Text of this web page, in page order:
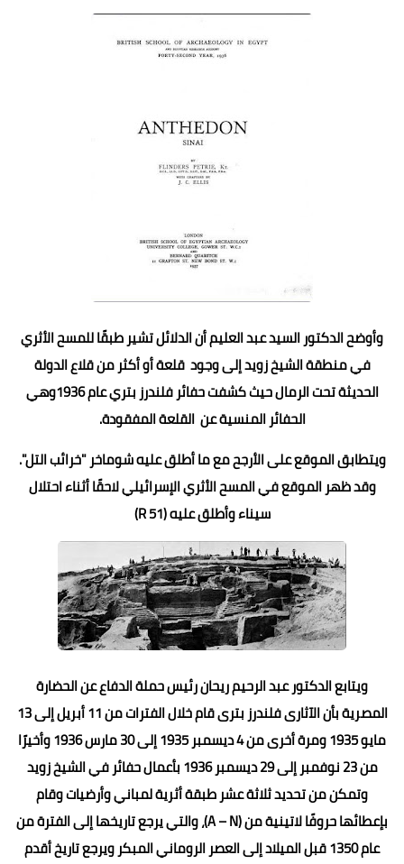
وأوضح الدكتور السيد عبد العليم أن الدلائل تشير طبقًا للمسح الأثري
في منطقة الشيخ زويد إلى وجود قلعة أو أكثر من قلاع الدولة
الحديثة تحت الرمال حيث كشفت حفائر فلندرز بتري عام 1936وهي
الحفائر المنسية عن القلعة المفقودة.
ويتطابق الموقع على الأرجح مع ما أطلق عليه شوماخر "خرائب التل".
وقد ظهر الموقع في المسح الأثري الإسرائيلي لاحقًا أثناء احتلال
سيناء وأطلق عليه (R 51)
ويتابع الدكتور عبد الرحيم ريحان رئيس حملة الدفاع عن الحضارة
المصرية بأن الآثارى فلندرز بترى قام خلال الفترات من 11 أبريل إلى 13
مايو 1935 ومرة أخرى من 4 ديسمبر 1935 إلى 30 مارس 1936 وأخيرًا
من 23 نوفمبر إلى 29 ديسمبر 1936 بأعمال حفائر في الشيخ زويد
وتمكن من تحديد ثلاثة عشر طبقة أثرية لمباني وأرضيات وقام
بإعطائها حروفًا لاتينية من (A – N)، والتي يرجع تاريخها إلى الفترة من
عام 1350 قبل الميلاد إلى العصر الروماني المبكر ويرجع تاريخ أقدم